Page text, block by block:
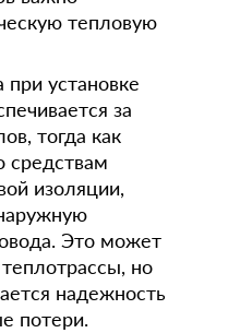
тепловую
установке
за
тогда как
средствам
изоляции,
Это может
но
надежность
потери.